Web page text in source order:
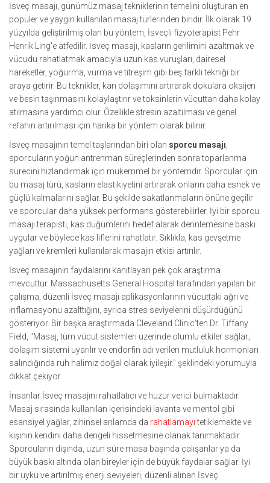
İsveç masajı, günümüz masaj tekniklerinin temelini oluşturan en
popüler ve yaygın kullanılan masaj türlerinden biridir. İlk olarak 19.
yüzyılda geliştirilmiş olan bu yöntem, İsveçli fizyoterapist Pehr
Henrik Ling'e atfedilir. İsveç masajı, kasların gerilimini azaltmak ve
vücudu rahatlatmak amacıyla uzun kas vuruşları, dairesel
hareketler, yoğurma, vurma ve titreşim gibi beş farklı tekniği bir
araya getirir. Bu teknikler, kan dolaşımını artırarak dokulara oksijen
ve besin taşınmasını kolaylaştırır ve toksinlerin vücuttan daha kolay
atılmasına yardımcı olur. Özellikle stresin azaltılması ve genel
refahın artırılması için harika bir yöntem olarak bilinir.
İsveç masajının temel taşlarından biri olan sporcu masajı
sporcuların yoğun antrenman süreçlerinden sonra toparlanma
sürecini hızlandırmak için mükemmel bir yöntemdir. Sporcular için
bu masaj türü, kasların elastikiyetini artırarak onların daha esnek ve
güçlü kalmalarını sağlar. Bu şekilde sakatlanmaların önüne geçilir
ve sporcular daha yüksek performans gösterebilirler. İyi bir sporcu
masajı terapisti, kas düğümlerini hedef alarak derinlemesine baskı
uygular ve böylece kas liflerini rahatlatır. Sıklıkla, kas gevşetme
yağları ve kremleri kullanılarak masajın etkisi artırılır.
İsveç masajının faydalarını kanıtlayan pek çok araştırma
mevcuttur. Massachusetts General Hospital tarafından yapılan bir
çalışma, düzenli İsveç masajı aplikasyonlarının vücuttaki ağrı ve
inflamasyonu azalttığını, ayrıca stres seviyelerini düşürdüğünü
gösteriyor. Bir başka araştırmada Cleveland Clinic’ten Dr. Tiffany
Field, "Masaj, tüm vücut sistemleri üzerinde olumlu etkiler sağlar;
dolaşım sistemi uyarılır ve endorfin adı verilen mutluluk hormonları
salındığında ruh halimiz doğal olarak iyileşir." şeklindeki yorumuyla
dikkat çekiyor.
İnsanlar İsveç masajını rahatlatıcı ve huzur verici bulmaktadır.
Masaj sırasında kullanılan içerisindeki lavanta ve mentol gibi
esansiyel yağlar, zihinsel anlamda da rahatlamayıtetiklemekte ve
kişinin kendini daha dengeli hissetmesine olanak tanımaktadır.
Sporcuların dışında, uzun süre masa başında çalışanlar ya da
büyük baskı altında olan bireyler için de büyük faydalar sağlar. İyi
bir uyku ve artırılmış enerji seviyeleri, düzenli alınan İsveç